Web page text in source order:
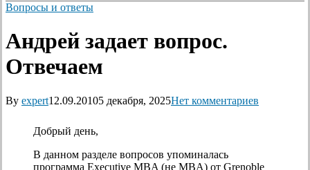
Вопросы и ответы
Андрей задает вопрос.
Отвечаем
By expert12.09.20105 декабря, 2025Нет комментариев
Добрый день,
В данном разделе вопросов упоминалась
программа Executive MBA (не MBA) от Grenoble